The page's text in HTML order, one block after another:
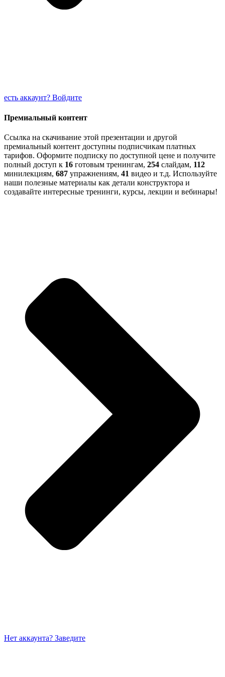
есть аккаунт? Войдите
Премиальный контент
Ссылка на скачивание этой презентации и другой
премиальный контент доступны подписчикам платных
тарифов. Оформите подписку по доступной цене и получите
полный доступ к 16 готовым тренингам, 254 слайдам, 112
минилекциям, 687 упражнениям, 41 видео и т.д. Используйте
наши полезные материалы как детали конструктора и
создавайте интересные тренинги, курсы, лекции и вебинары!
Нет аккаунта? Заведите